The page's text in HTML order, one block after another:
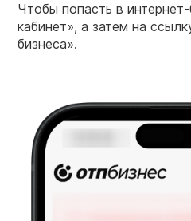
Чтобы попасть в
кабинет», а затем на
бизнеса».